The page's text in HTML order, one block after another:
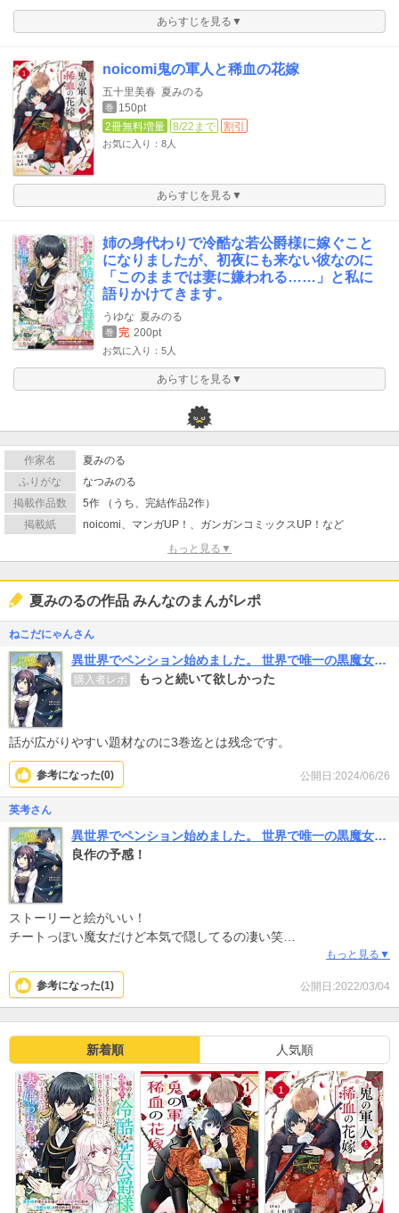
あらすじを見る▼
noicomi鬼の軍人と稀血の花嫁
五十里美春 夏みのる
巻
150pt
2冊無料増量
8/22まで 割引
お気に入り：8人
あらすじを見る▼
姉の身代わりで冷酷な若公爵様に嫁ぐこと
になりましたが、初夜にも来ない彼なのに
「このままでは妻に嫌われる……」と私に
語りかけてきます。
うゆな 夏みのる
巻 完 200pt
お気に入り：5人
あらすじを見る▼
作家名
夏みのる
ふりがな
なつみのる
掲載作品数
5作 （うち、完結作品2作）
掲載紙
noicomi、マンガUP！、ガンガンコミックスUP！など
もっと見る▼
夏みのるの作品 みんなのまんがレポ
ねこだにゃんさん
異世界でペンション始めました。 世界で唯一の黒魔女ですが、この力はお客様のために使います。
購入者レポ もっと続いて欲しかった
話が広がりやすい題材なのに3巻迄とは残念です。
公開日:2024/06/26
参考になった(0)
英考さん
異世界でペンション始めました。 世界で唯一の黒魔女ですが、この力はお客様のために使います。
良作の予感！
ストーリーと絵がいい！
チートっぽい魔女だけど本気で隠してるの凄い笑
この手の作品て結構最初に実力出して目立ってるけど、本当にペン
ションがやりたいんだろうな
★★★★☆の理由は、背景が安っぽくてせっかくの人物がまる浮き
してるのが気になった
もっと見る▼
公開日:2022/03/04
参考になった(1)
新着順 人気順